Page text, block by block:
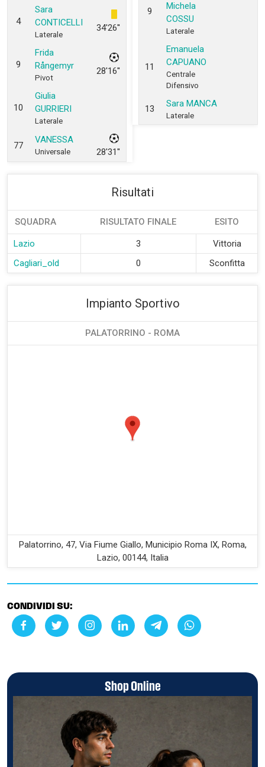
4
Sara
CONTICELLI
Laterale
34'26''
9
Frida
Rångemyr
Pivot
28'16''
10
Giulia
GURRIERI
Laterale
77
VANESSA
Universale 28'31''
9
Michela
COSSU
Laterale
11
Emanuela
CAPUANO
Centrale
Difensivo
13 Sara MANCA
Laterale
Risultati
SQUADRA RISULTATO FINALE ESITO
Lazio 3
Vittoria
Cagliari_old
0 Sconfitta
Impianto Sportivo
PALATORRINO - ROMA
Palatorrino, 47, Via Fiume Giallo, Municipio Roma IX, Roma,
Lazio, 00144, Italia
CONDIVIDI SU:
Shop Online